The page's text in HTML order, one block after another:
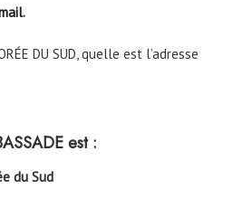
.
DU SUD, quelle est l’adresse
est :
du Sud